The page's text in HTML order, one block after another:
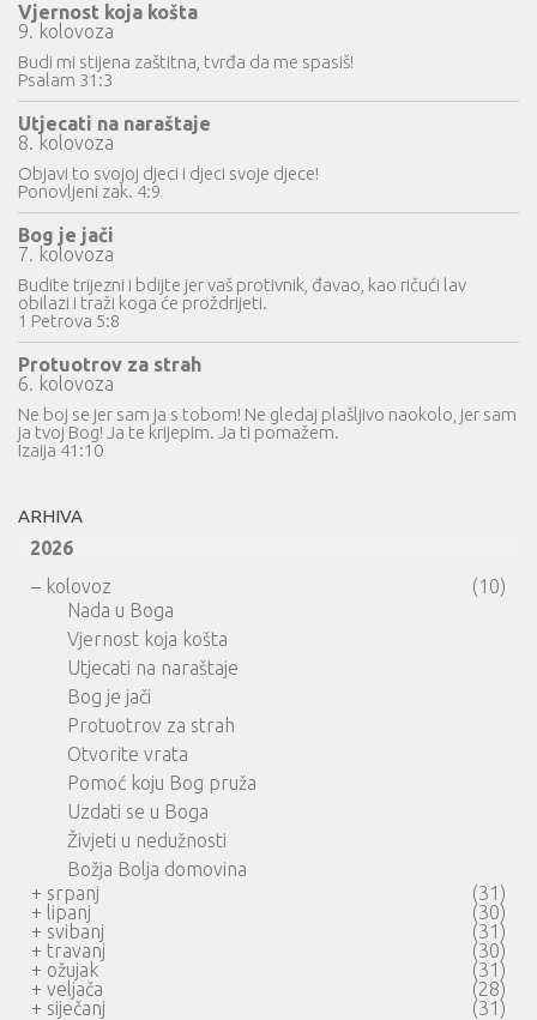
Vjernost koja košta
9. kolovoza
Budi mi stijena zaštitna, tvrđa da me spasiš!
Psalam 31:3
Utjecati na naraštaje
8. kolovoza
Objavi to svojoj djeci i djeci svoje djece!
Ponovljeni zak. 4:9
Bog je jači
7. kolovoza
Budite trijezni i bdijte jer vaš protivnik, đavao, kao ričući lav
obilazi i traži koga će proždrijeti.
1 Petrova 5:8
Protuotrov za strah
6. kolovoza
Ne boj se jer sam ja s tobom! Ne gledaj plašljivo naokolo, jer sam
ja tvoj Bog! Ja te krijepim. Ja ti pomažem.
Izaija 41:10
ARHIVA
2026
– kolovoz
(10)
Nada u Boga
Vjernost koja košta
Utjecati na naraštaje
Bog je jači
Protuotrov za strah
Otvorite vrata
Pomoć koju Bog pruža
Uzdati se u Boga
Živjeti u nedužnosti
Božja Bolja domovina
+ srpanj
(31)
+ lipanj
(30)
+ svibanj
(31)
+ travanj
(30)
+ ožujak
(31)
+ veljača
(28)
+ siječanj
(31)